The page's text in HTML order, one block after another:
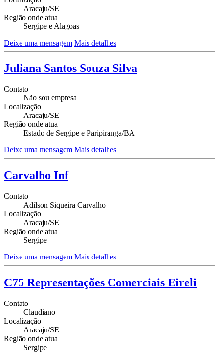
Aracaju/SE
Região onde atua
Sergipe e Alagoas
Deixe uma mensagem Mais detalhes
Juliana Santos Souza Silva
Contato
Não sou empresa
Localização
Aracaju/SE
Região onde atua
Estado de Sergipe e Paripiranga/BA
Deixe uma mensagem Mais detalhes
Carvalho Inf
Contato
Adilson Siqueira Carvalho
Localização
Aracaju/SE
Região onde atua
Sergipe
Deixe uma mensagem Mais detalhes
C75 Representações Comerciais Eireli
Contato
Claudiano
Localização
Aracaju/SE
Região onde atua
Sergipe